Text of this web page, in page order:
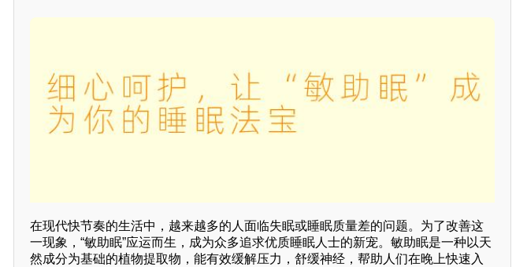
在现代快节奏的生活中，越来越多的人面临失眠或睡眠质量差的问题。为了改善这
一现象，“敏助眠”应运而生，成为众多追求优质睡眠人士的新宠。敏助眠是一种以天
然成分为基础的植物提取物，能有效缓解压力，舒缓神经，帮助人们在晚上快速入